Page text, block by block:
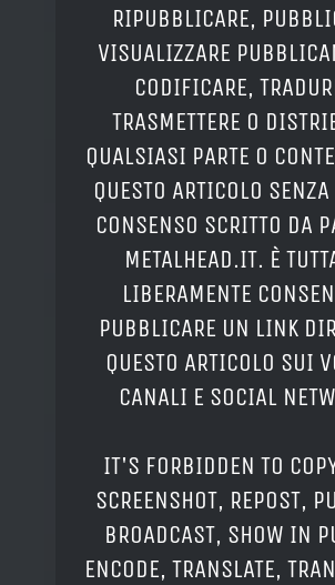
RIPUBBLICARE,
VISUALIZZARE
CODIFICARE,
TRASMETTERE O
QUALSIASI PARTE O
QUESTO ARTICOLO
CONSENSO SCRITTO DA
METALHEAD.IT. È
LIBERAMENTE
PUBBLICARE UN LINK
QUESTO ARTICOLO SUI
CANALI E SOCIAL
IT'S FORBIDDEN TO
SCREENSHOT, REPOST,
BROADCAST, SHOW IN
ENCODE, TRANSLATE,